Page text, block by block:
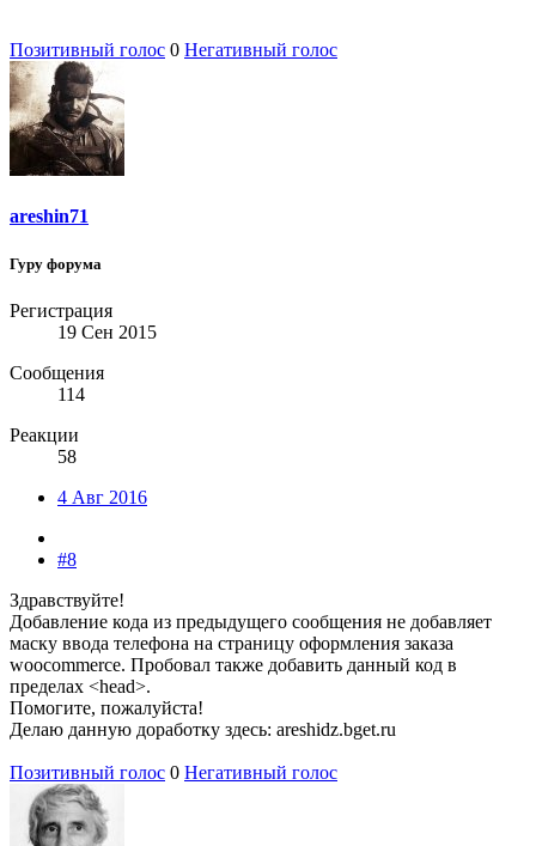
Позитивный голос 0 Негативный голос
areshin71
Гуру форума
Регистрация
19 Сен 2015
Сообщения
114
Реакции
58
4 Авг 2016
#8
Здравствуйте!
Добавление кода из предыдущего сообщения не добавляет
маску ввода телефона на страницу оформления заказа
woocommerce. Пробовал также добавить данный код в
пределах <head>.
Помогите, пожалуйста!
Делаю данную доработку здесь: areshidz.bget.ru
Позитивный голос 0 Негативный голос